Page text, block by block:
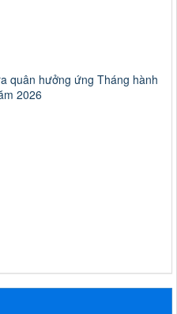
quân hưởng ứng Tháng hành
2026